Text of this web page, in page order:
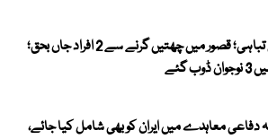
بارشوں کی تباہی؛ قصور میں چھتیں گرنے سے 2 افراد جاں بحق؛
گئے
دفاعی معاہدے میں ایران کو بھی شامل کیا جائے،